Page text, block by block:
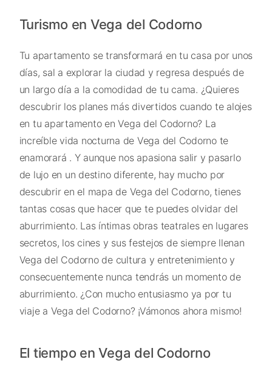
Turismo en Vega del Codorno
Tu apartamento se transformará en tu casa por unos
días, sal a explorar la ciudad y regresa después de
un largo día a la comodidad de tu cama. ¿Quieres
descubrir los planes más divertidos cuando te alojes
en tu apartamento en Vega del Codorno? La
increíble vida nocturna de Vega del Codorno te
enamorará . Y aunque nos apasiona salir y pasarlo
de lujo en un destino diferente, hay mucho por
descubrir en el mapa de Vega del Codorno, tienes
tantas cosas que hacer que te puedes olvidar del
aburrimiento. Las íntimas obras teatrales en lugares
secretos, los cines y sus festejos de siempre llenan
Vega del Codorno de cultura y entretenimiento y
consecuentemente nunca tendrás un momento de
aburrimiento. ¿Con mucho entusiasmo ya por tu
viaje a Vega del Codorno? ¡Vámonos ahora mismo!
El tiempo en Vega del Codorno